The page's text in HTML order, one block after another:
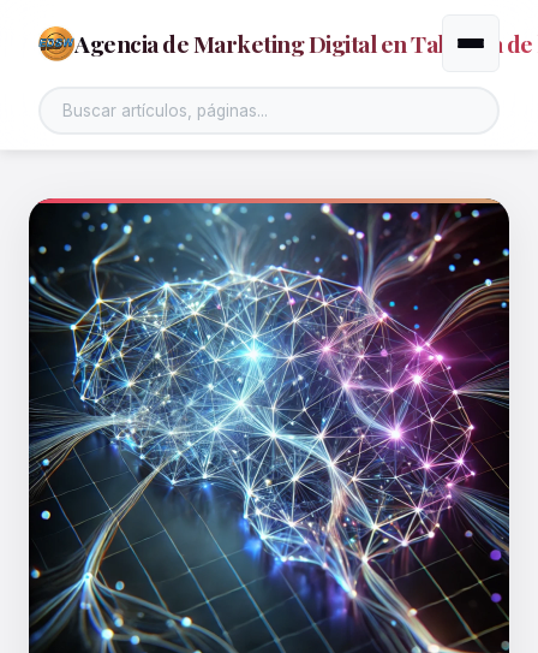
Agencia de Marketing Digital en Talavera de
Alternar